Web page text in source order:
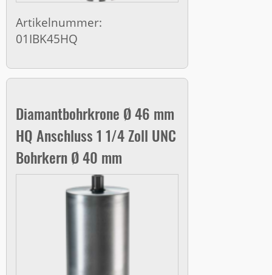
Artikelnummer:
01IBK45HQ
Diamantbohrkrone Ø 46 mm
HQ Anschluss 1 1/4 Zoll UNC
Bohrkern Ø 40 mm